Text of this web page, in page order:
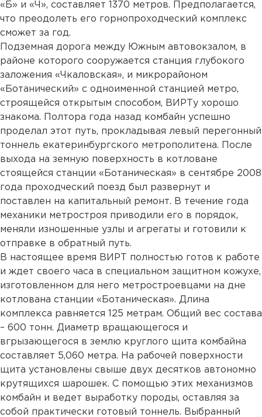
«Б» и «Ч», составляет 1370 метров. Предполагается,
что преодолеть его горнопроходческий комплекс
сможет за год.
Подземная дорога между Южным автовокзалом, в
районе которого сооружается станция глубокого
заложения «Чкаловская», и микрорайоном
«Ботанический» с одноименной станцией метро,
строящейся открытым способом, ВИРТу хорошо
знакома. Полтора года назад комбайн успешно
проделал этот путь, прокладывая левый перегонный
тоннель екатеринбургского метрополитена. После
выхода на земную поверхность в котловане
стоящейся станции «Ботаническая» в сентябре 2008
года проходческий поезд был развернут и
поставлен на капитальный ремонт. В течение года
механики метростроя приводили его в порядок,
меняли изношенные узлы и агрегаты и готовили к
отправке в обратный путь.
В настоящее время ВИРТ полностью готов к работе
и ждет своего часа в специальном защитном кожухе,
изготовленном для него метростроевцами на дне
котлована станции «Ботаническая». Длина
комплекса равняется 125 метрам. Общий вес состава
– 600 тонн. Диаметр вращающегося и
вгрызающегося в землю круглого щита комбайна
составляет 5,060 метра. На рабочей поверхности
щита установлены свыше двух десятков автономно
крутящихся шарошек. С помощью этих механизмов
комбайн и ведет выработку породы, оставляя за
собой практически готовый тоннель. Выбранный